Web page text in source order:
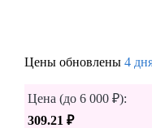
Цены обновлены 4
Цена (до 6 000 ₽):
309.21 ₽